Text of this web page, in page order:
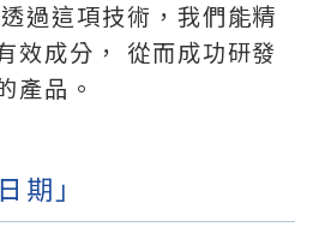
過這項技術，我們能精
效成分， 從而成功研發
產品。
期」